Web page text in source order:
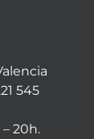
545
– 20h.